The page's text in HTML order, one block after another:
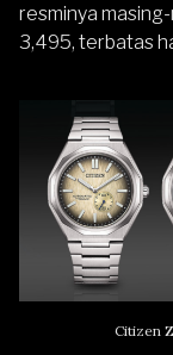
resminya
3,495, terbatas
Citizen